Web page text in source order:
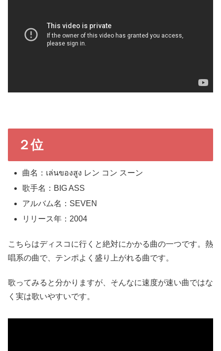
２位
曲名：เล่นของสูง レン コン スーン
歌手名：BIG ASS
アルバム名：SEVEN
リリース年：2004
こちらはディスコに行くと絶対にかかる曲の一つです。熱
唱系の曲で、テンポよく盛り上がれる曲です。
歌ってみると分かりますが、そんなに速度が速い曲ではな
く実は歌いやすいです。